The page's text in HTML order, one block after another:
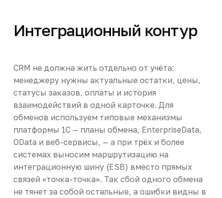
Интеграционный контур
CRM не должна жить отдельно от учёта:
менеджеру нужны актуальные остатки, цены,
статусы заказов, оплаты и история
взаимодействий в одной карточке. Для
обменов используем типовые механизмы
платформы 1С — планы обмена, EnterpriseData,
OData и веб-сервисы, — а при трёх и более
системах выносим маршрутизацию на
интеграционную шину (ESB) вместо прямых
связей «точка-точка». Так сбой одного обмена
не тянет за собой остальные, а ошибки видны в